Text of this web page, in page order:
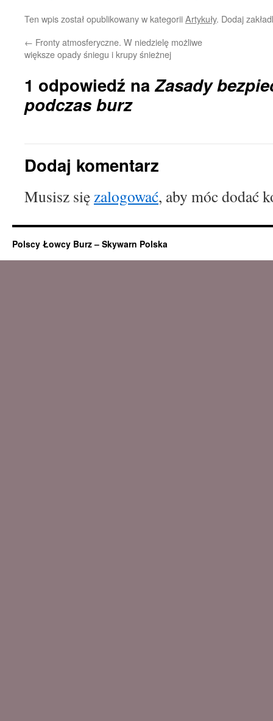
Ten wpis został opublikowany w kategoriiArtykuły. Dodaj
← Fronty atmosferyczne. W niedzielę możliwe
większe opady śniegu i krupy śnieżnej
1 odpowiedź naZasady
podczas burz
Dodaj komentarz
Musisz sięzalogować, aby móc dodać
Polscy Łowcy Burz – Skywarn Polska